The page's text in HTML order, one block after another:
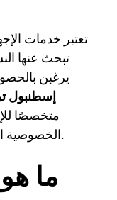
تعتبر خدمات
تبحث عنها
يرغبن
إسطنبول
متخصصًا
الخصوصية التامة والرعاية الطبية العالية الجودة.
ما